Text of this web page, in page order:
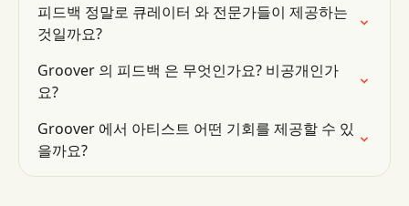
피드백 정말로 큐레이터 와 전문가들이 제공하는
것일까요?
Groover 의 피드백 은 무엇인가요? 비공개인가
요?
Groover 에서 아티스트 어떤 기회를 제공할 수 있
을까요?